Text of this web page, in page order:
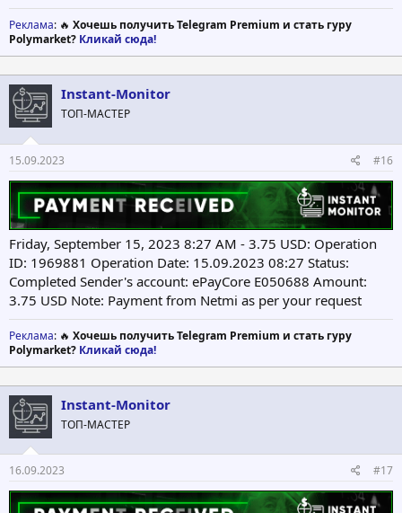
Реклама: 🔥 Хочешь получить Telegram Premium и стать гуру
Polymarket? Кликай сюда!
Instant-Monitor
ТОП-МАСТЕР
15.09.2023 #16
Friday, September 15, 2023 8:27 AM - 3.75 USD: Operation
ID: 1969881 Operation Date: 15.09.2023 08:27 Status:
Completed Sender's account: ePayCore E050688 Amount:
3.75 USD Note: Payment from Netmi as per your request
Реклама: 🔥 Хочешь получить Telegram Premium и стать гуру
Polymarket? Кликай сюда!
Instant-Monitor
ТОП-МАСТЕР
16.09.2023 #17